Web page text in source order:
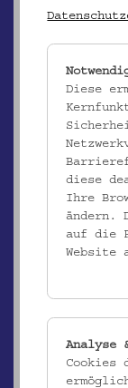
Votiv
_MEHR
EMK/5.195
Diese
diese
Ihre
ändern.
auf die
Website
Analyse
Cookies